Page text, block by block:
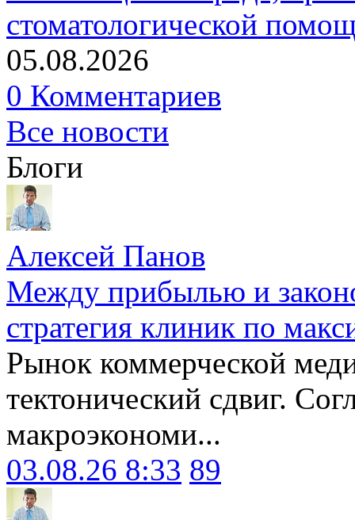
стоматологической
05.08.2026
0 Комментариев
Все новости
Блоги
Алексей Панов
Между прибылью и
стратегия клиник по
Рынок коммерческой
тектонический сдвиг.
макроэкономи...
03.08.26 8:33 89